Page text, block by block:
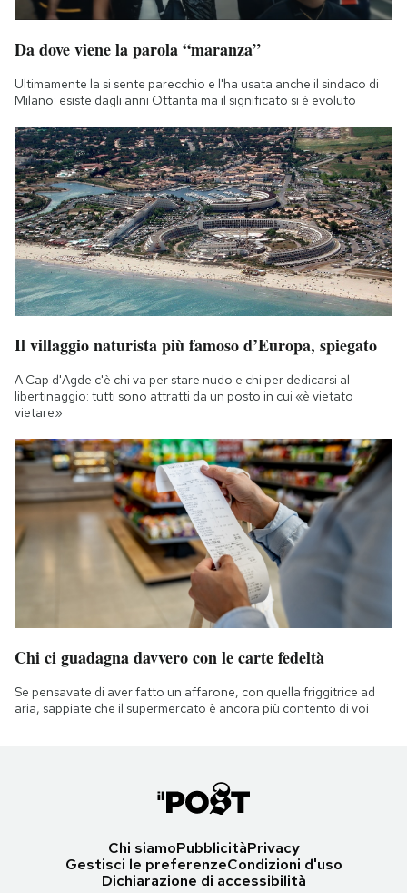
Da dove viene la parola “maranza”
Ultimamente la si sente parecchio e l'ha usata anche il sindaco di
Milano: esiste dagli anni Ottanta ma il significato si è evoluto
Il villaggio naturista più famoso d’Europa, spiegato
A Cap d'Agde c'è chi va per stare nudo e chi per dedicarsi al
libertinaggio: tutti sono attratti da un posto in cui «è vietato
vietare»
Chi ci guadagna davvero con le carte fedeltà
Se pensavate di aver fatto un affarone, con quella friggitrice ad
aria, sappiate che il supermercato è ancora più contento di voi
Chi siamoPubblicitàPrivacy
Gestisci le preferenzeCondizioni d'uso
Dichiarazione di accessibilità